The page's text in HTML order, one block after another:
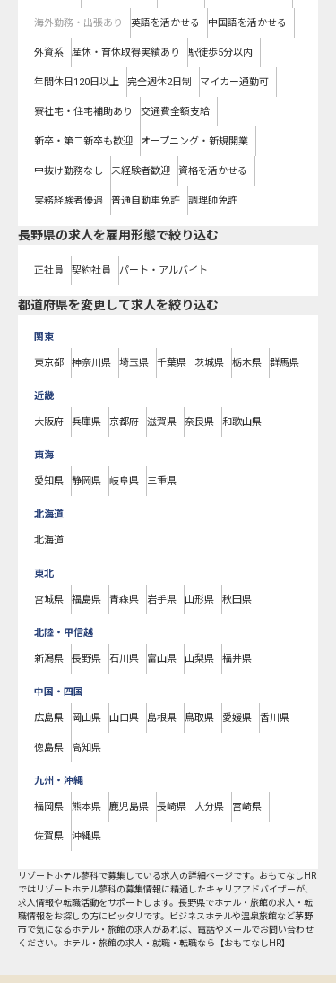
海外勤務・出張あり 英語を活かせる 中国語を活かせる
外資系 産休・育休取得実績あり 駅徒歩5分以内
年間休日120日以上 完全週休2日制 マイカー通勤可
寮社宅・住宅補助あり 交通費全額支給
新卒・第二新卒も歓迎 オープニング・新規開業
中抜け勤務なし 未経験者歓迎 資格を活かせる
実務経験者優遇 普通自動車免許 調理師免許
長野県の求人を雇用形態で絞り込む
正社員 契約社員 パート・アルバイト
都道府県を変更して求人を絞り込む
関東
東京都 神奈川県 埼玉県 千葉県 茨城県 栃木県 群馬県
近畿
大阪府 兵庫県 京都府 滋賀県 奈良県 和歌山県
東海
愛知県 静岡県 岐阜県 三重県
北海道
北海道
東北
宮城県 福島県 青森県 岩手県 山形県 秋田県
北陸・甲信越
新潟県 長野県 石川県 富山県 山梨県 福井県
中国・四国
広島県 岡山県 山口県 島根県 鳥取県 愛媛県 香川県
徳島県 高知県
九州・沖縄
福岡県 熊本県 鹿児島県 長崎県 大分県 宮崎県
佐賀県 沖縄県
リゾートホテル蓼科で募集している求人の詳細ページです。おもてなしHR
ではリゾートホテル蓼科の募集情報に精通したキャリアアドバイザーが、
求人情報や転職活動をサポートします。長野県でホテル・旅館の求人・転
職情報をお探しの方にピッタリです。ビジネスホテルや温泉旅館など茅野
市で気になるホテル・旅館の求人があれば、電話やメールでお問い合わせ
ください。ホテル・旅館の求人・就職・転職なら【おもてなしHR】